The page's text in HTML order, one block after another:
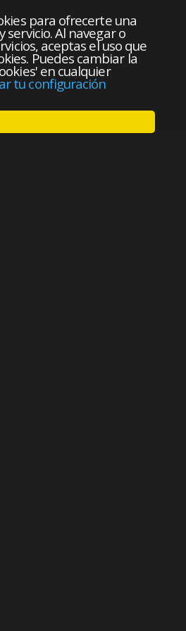
para ofrecerte una
servicio. Al navegar o
aceptas el uso que
Puedes cambiar la
en cualquier
tu configuración